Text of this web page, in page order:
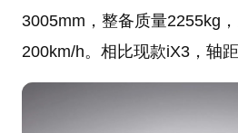
3005mm，整备质量2255kg
200km/h。相比现款iX3，轴距